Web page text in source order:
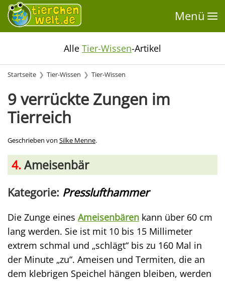
Menü
Alle Tier-Wissen-Artikel
Startseite Tier-Wissen Tier-Wissen
9 verrückte Zungen im
Tierreich
Geschrieben von Silke Menne.
4.Ameisenbär
Kategorie: Presslufthammer
Die Zunge eines Ameisenbären kann über 60 cm
lang werden. Sie ist mit 10 bis 15 Millimeter
extrem schmal und „schlägt“ bis zu 160 Mal in
der Minute „zu“. Ameisen und Termiten, die an
dem klebrigen Speichel hängen bleiben, werden